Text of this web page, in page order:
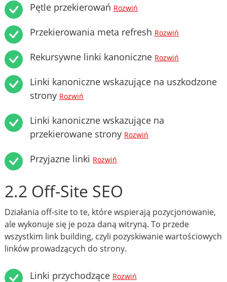
Pętle przekierowań Rozwiń
Przekierowania meta refresh Rozwiń
Rekursywne linki kanoniczne Rozwiń
Linki kanoniczne wskazujące na uszkodzone
strony Rozwiń
Linki kanoniczne wskazujące na
przekierowane strony Rozwiń
Przyjazne linki Rozwiń
2.2 Off-Site SEO
Działania off-site to te, które wspierają pozycjonowanie,
ale wykonuje się je poza daną witryną. To przede
wszystkim link building, czyli pozyskiwanie wartościowych
linków prowadzących do strony.
Linki przychodzące Rozwiń